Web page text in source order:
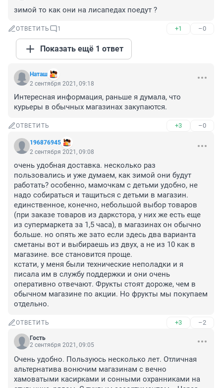
зимой то как они на лисапедах поедут ?
ОТВЕТИТЬ 1 +1 –0
Показать ещё 1 ответ
Наташ
2 сентября 2021, 09:18
Интересная информация, раньше я думала, что
курьеры в обычных магазинах закупаются.
ОТВЕТИТЬ +3 –0
196876945
2 сентября 2021, 09:08
очень удобная доставка. несколько раз
пользовались и уже думаем, как зимой они будут
работать? особенно, мамочкам с детьми удобно, не
надо собираться и тащиться с детьми в магазин.
единственное, конечно, небольшой выбор товаров
(при заказе товаров из даркстора, у них же есть еще
из супермаркета за 1,5 часа), в магазинах он обычно
больше. но опять же зато если здесь два варианта
сметаны вот и выбираешь из двух, а не из 10 как в
магазине. все становится проще.
кстати, у меня были технические неполадки и я
писала им в службу поддержки и они очень
оперативно отвечают. Фрукты стоят дороже, чем в
обычном магазине по акции. Но фрукты мы покупаем
отдельно.
ОТВЕТИТЬ +3 –2
Гость
2 сентября 2021, 09:05
Очень удобно. Пользуюсь несколько лет. Отличная
альтернатива вонючим магазинам с вечно
хамоватыми касирками и сонными охранниками на